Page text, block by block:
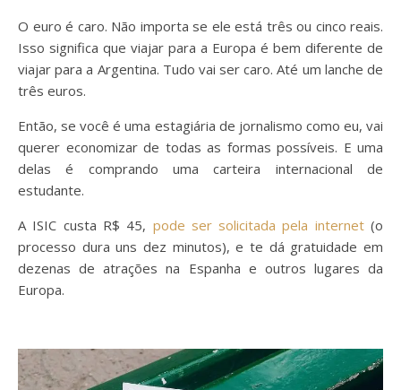
O euro é caro. Não importa se ele está três ou cinco reais.
Isso significa que viajar para a Europa é bem diferente de
viajar para a Argentina. Tudo vai ser caro. Até um lanche de
três euros.
Então, se você é uma estagiária de jornalismo como eu, vai
querer economizar de todas as formas possíveis. E uma
delas é comprando uma carteira internacional de
estudante.
A ISIC custa R$ 45, pode ser solicitada pela internet(o
processo dura uns dez minutos), e te dá gratuidade em
dezenas de atrações na Espanha e outros lugares da
Europa.